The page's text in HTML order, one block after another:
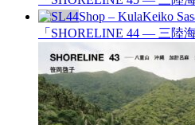
Shop – KulaKeiko
「SHORELINE 44 — 三陸